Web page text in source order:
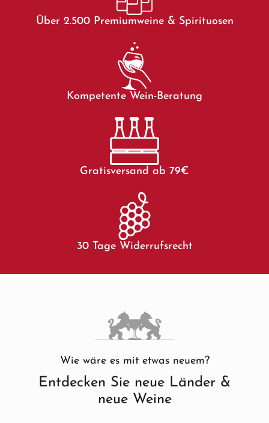
Über 2.500 Premiumweine & Spirituosen
Kompetente Wein-Beratung
Gratisversand ab 79€
30 Tage Widerrufsrecht
Wie wäre es mit etwas neuem?
Entdecken Sie neue Länder &
neue Weine